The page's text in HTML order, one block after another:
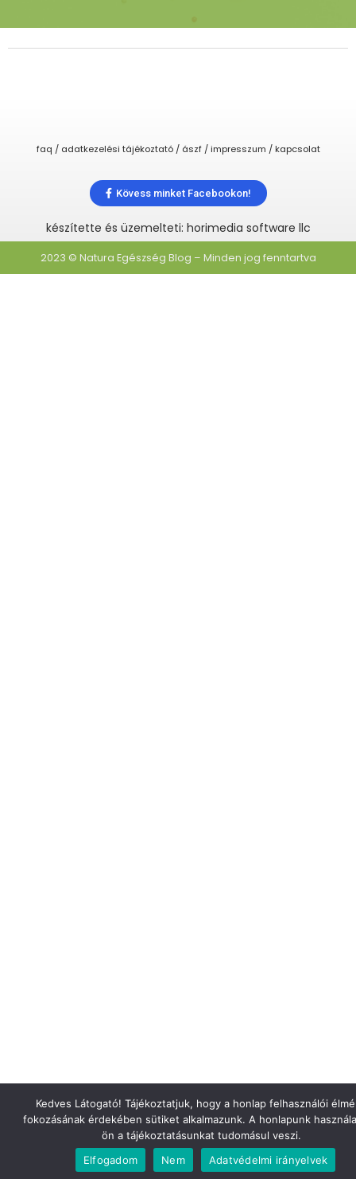
faq / adatkezelési tájékoztató / ászf / impresszum / kapcsolat
Kövess minket Facebookon!
készítette és üzemelteti: horimedia software llc
2023 © Natura Egészség Blog – Minden jog fenntartva
Kedves Látogató! Tájékoztatjuk, hogy a honlap felhasználói
fokozásának érdekében sütiket alkalmazunk. A honlapunk
ön a tájékoztatásunkat tudomásul veszi.
Elfogadom
Nem Adatvédelmi irányelvek